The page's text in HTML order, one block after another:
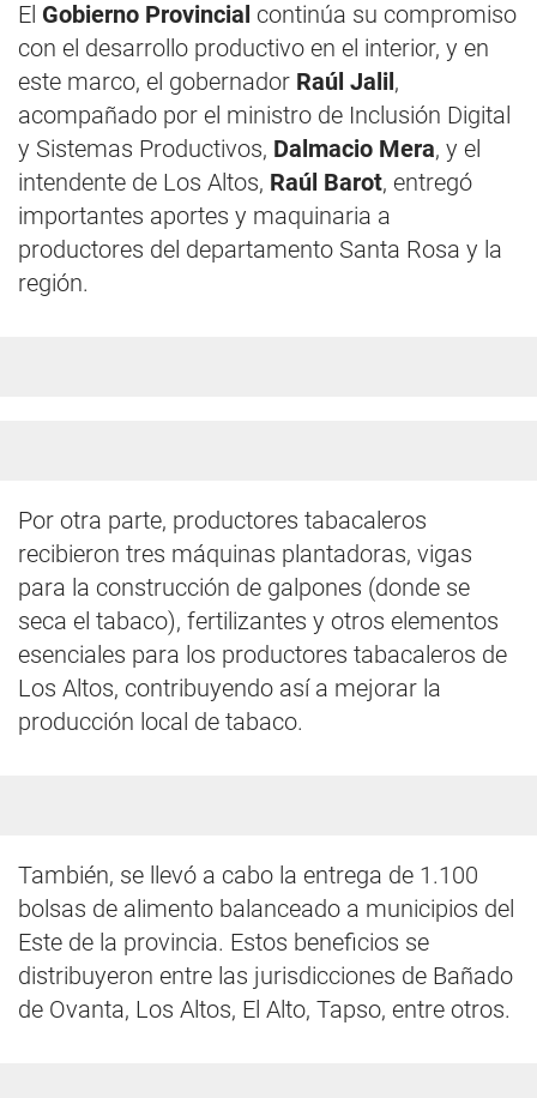
El Gobierno Provincial continúa su compromiso
con el desarrollo productivo en el interior, y en
este marco, el gobernador Raúl Jalil ,
acompañado por el ministro de Inclusión Digital
y Sistemas Productivos, Dalmacio Mera, y el
intendente de Los Altos, Raúl Barot, entregó
importantes aportes y maquinaria a
productores del departamento Santa Rosa y la
región.
Por otra parte, productores tabacaleros
recibieron tres máquinas plantadoras, vigas
para la construcción de galpones (donde se
seca el tabaco), fertilizantes y otros elementos
esenciales para los productores tabacaleros de
Los Altos, contribuyendo así a mejorar la
producción local de tabaco.
También, se llevó a cabo la entrega de 1.100
bolsas de alimento balanceado a municipios del
Este de la provincia. Estos beneficios se
distribuyeron entre las jurisdicciones de Bañado
de Ovanta, Los Altos, El Alto, Tapso, entre otros.